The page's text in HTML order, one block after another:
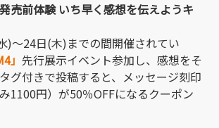
売前体験 いち早く感想を伝えようキ
)～24日(木)までの間開催されてい
」 先行展示イベント参加し、感想をそ
グ付きで投稿すると、メッセージ刻印
1100円）が50％OFFになるクーポン